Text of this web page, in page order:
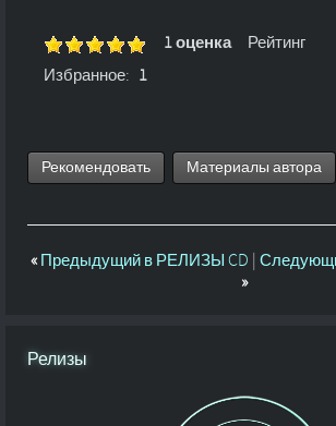
Рейтинг
1 оценка
Избранное: 1
Рекомендовать Материалы автора
«Предыдущий в РЕЛИЗЫ CD
»
Релизы